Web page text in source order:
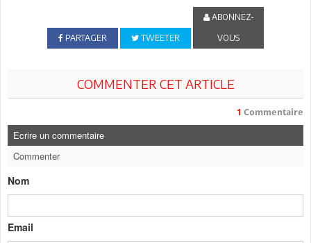
PARTAGER TWEETER
ABONNEZ-
VOUS
COMMENTER CET ARTICLE
1 Commentaire
Ecrire un commentaire
Commenter
Nom
Email